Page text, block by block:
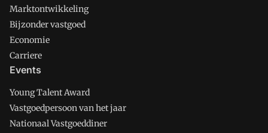
Marktontwikkeling
Bijzonder vastgoed
Economie
Carriere
Events
Young Talent Award
Vastgoedpersoon van het jaar
Nationaal Vastgoeddiner